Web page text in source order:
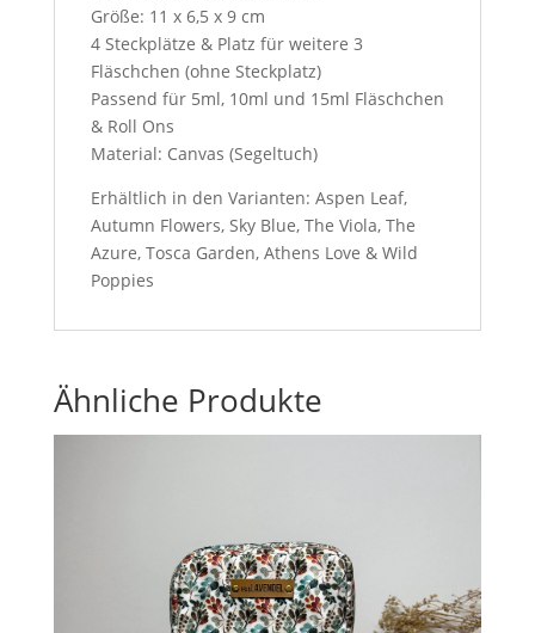
Größe: 11 x 6,5 x 9 cm
4 Steckplätze & Platz für weitere 3
Fläschchen (ohne Steckplatz)
Passend für 5ml, 10ml und 15ml Fläschchen
& Roll Ons
Material: Canvas (Segeltuch)
Erhältlich in den Varianten: Aspen Leaf,
Autumn Flowers, Sky Blue, The Viola, The
Azure, Tosca Garden, Athens Love & Wild
Poppies
Ähnliche Produkte